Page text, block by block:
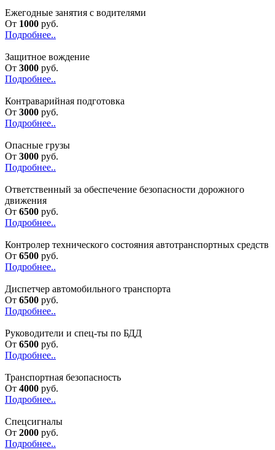
Ежегодные занятия с водителями
От 1000 руб.
Подробнее..
Защитное вождение
От 3000 руб.
Подробнее..
Контраварийная подготовка
От 3000 руб.
Подробнее..
Опасные грузы
От 3000 руб.
Подробнее..
Ответственный за обеспечение безопасности дорожного
движения
От 6500 руб.
Подробнее..
Контролер технического состояния автотранспортных средств
От 6500 руб.
Подробнее..
Диспетчер автомобильного транспорта
От 6500 руб.
Подробнее..
Руководители и спец-ты по БДД
От 6500 руб.
Подробнее..
Транспортная безопасность
От 4000 руб.
Подробнее..
Спецсигналы
От 2000 руб.
Подробнее..